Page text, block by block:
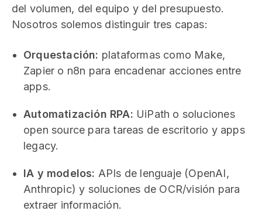
del volumen, del equipo y del presupuesto.
Nosotros solemos distinguir tres capas:
Orquestación: plataformas como Make,
Zapier o n8n para encadenar acciones entre
apps.
Automatización RPA: UiPath o soluciones
open source para tareas de escritorio y apps
legacy.
IA y modelos: APIs de lenguaje (OpenAI,
Anthropic) y soluciones de OCR/visión para
extraer información.